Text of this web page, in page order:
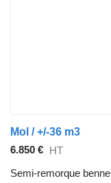
Mol / +/-36 m3
6.850 € HT
Semi-remorque benne